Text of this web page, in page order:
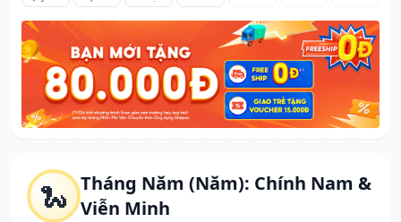
🐍 Tháng Năm (Năm): Chính Nam &
Viễn Minh